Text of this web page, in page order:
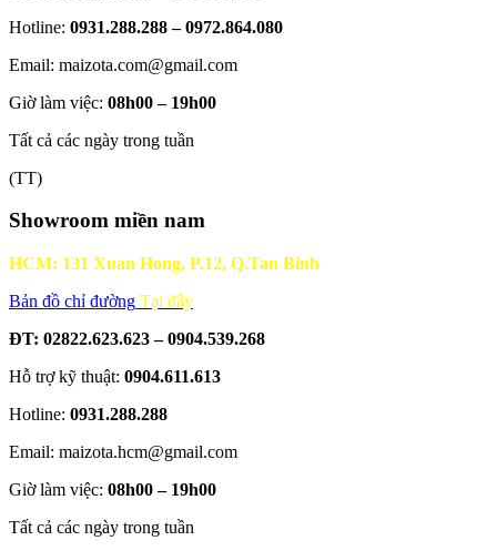
Hotline: 0931.288.288 – 0972.864.080
Email: maizota.com@gmail.com
Giờ làm việc: 08h00 – 19h00
Tất cả các ngày trong tuần
(TT)
Showroom miền nam
HCM: 131 Xuan Hong, P.12, Q.Tan Binh
Bản đồ chỉ đường Tại đây
ĐT: 02822.623.623 – 0904.539.268
Hỗ trợ kỹ thuật: 0904.611.613
Hotline: 0931.288.288
Email: maizota.hcm@gmail.com
Giờ làm việc: 08h00 – 19h00
Tất cả các ngày trong tuần